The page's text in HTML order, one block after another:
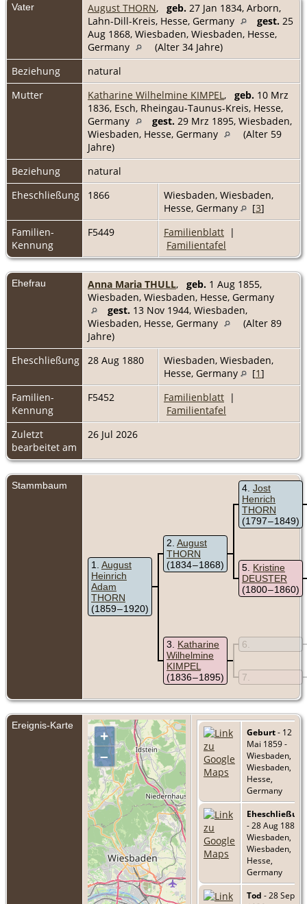
Vater August THORN, geb. 27 Jan 1834, Arborn,
Lahn-Dill-Kreis, Hesse, Germany
gest. 25
Aug 1868, Wiesbaden, Wiesbaden, Hesse,
Germany
(Alter 34 Jahre)
Beziehung
natural
Mutter
Katharine Wilhelmine KIMPEL , geb. 10 Mrz
1836, Esch, Rheingau-Taunus-Kreis, Hesse,
Germany
gest. 29 Mrz 1895, Wiesbaden,
Wiesbaden, Hesse, Germany
(Alter 59
Jahre)
Beziehung
natural
Eheschließung
1866
Wiesbaden, Wiesbaden,
Hesse, Germany
[3]
Familien-
Kennung
F5449 Familienblatt |
Familientafel
Ehefrau Anna Maria THULL, geb. 1 Aug 1855,
Wiesbaden, Wiesbaden, Hesse, Germany
gest. 13 Nov 1944, Wiesbaden,
Wiesbaden, Hesse, Germany
(Alter 89
Jahre)
Eheschließung
28 Aug 1880
Wiesbaden, Wiesbaden,
Hesse, Germany
[1]
Familien-
Kennung
F5452 Familienblatt |
Familientafel
Zuletzt
bearbeitet am
26 Jul 2026
Stammbaum
1
August
Heinrich
Adam
THORN
(1859 – 1920)
2 August
THORN
(1834 – 1868)
4 Jost
Henrich
THORN
(1797 – 1849)
5 Kristine
DEUSTER
(1800 – 1860)
3
Katharine
Wilhelmine
KIMPEL
(1836 – 1895)
6
7
Ereignis-Karte
+
–
Geburt- 12
Mai 1859 -
Wiesbaden,
Wiesbaden,
Hesse,
Germany
Eheschließung
- 28 Aug 1880 -
Wiesbaden,
Wiesbaden,
Hesse,
Germany
Tod - 28 Sep